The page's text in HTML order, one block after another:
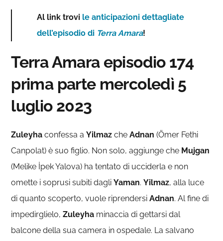
Al link trovi le anticipazioni dettagliate
dell’episodio di Terra Amara!
Terra Amara episodio 174
prima parte mercoledì 5
luglio 2023
Zuleyha confessa aYilmaz che Adnan (Ömer Fethi
Canpolat) è suo figlio. Non solo, aggiunge che Mujgan
(Melike İpek Yalova) ha tentato di ucciderla e non
omette i soprusi subiti dagliYaman.Yilmaz, alla luce
di quanto scoperto, vuole riprendersiAdnan. Al fine di
impedirglielo, Zuleyha minaccia di gettarsi dal
balcone della sua camera in ospedale. La salvano